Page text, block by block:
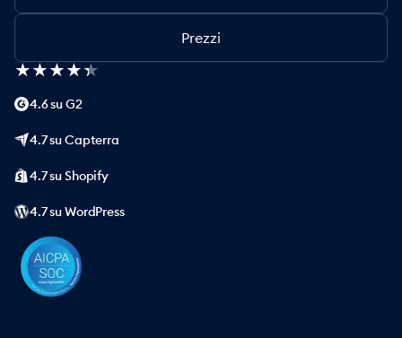
Prezzi
★★★★★
★★★★★
4.6 su G2
4.7 su Capterra
4.7 su Shopify
4.7 su WordPress